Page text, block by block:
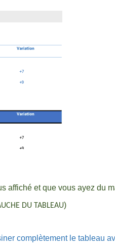
affiché et que vous ayez du
DU TABLEAU)
complètement le tableau